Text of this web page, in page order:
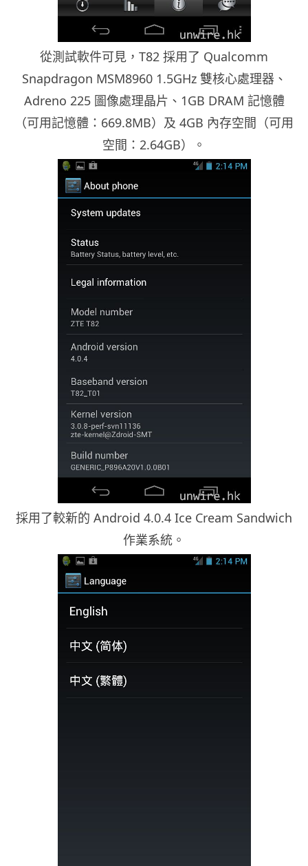
從測試軟件可見，T82 採用了 Qualcomm
Snapdragon MSM8960 1.5GHz 雙核心處理器、
Adreno 225 圖像處理晶片、1GB DRAM 記憶體
（可用記憶體：669.8MB）及 4GB 內存空間（可用
空間：2.64GB）。
採用了較新的 Android 4.0.4 Ice Cream Sandwich
作業系統。